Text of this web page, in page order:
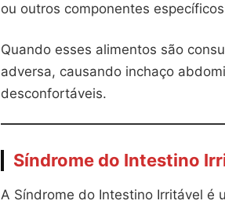
ou outros componentes
Quando esses alimentos são
adversa, causando inchaço
desconfortáveis.
Síndrome do Intestino
A Síndrome do Intestino Irritável é